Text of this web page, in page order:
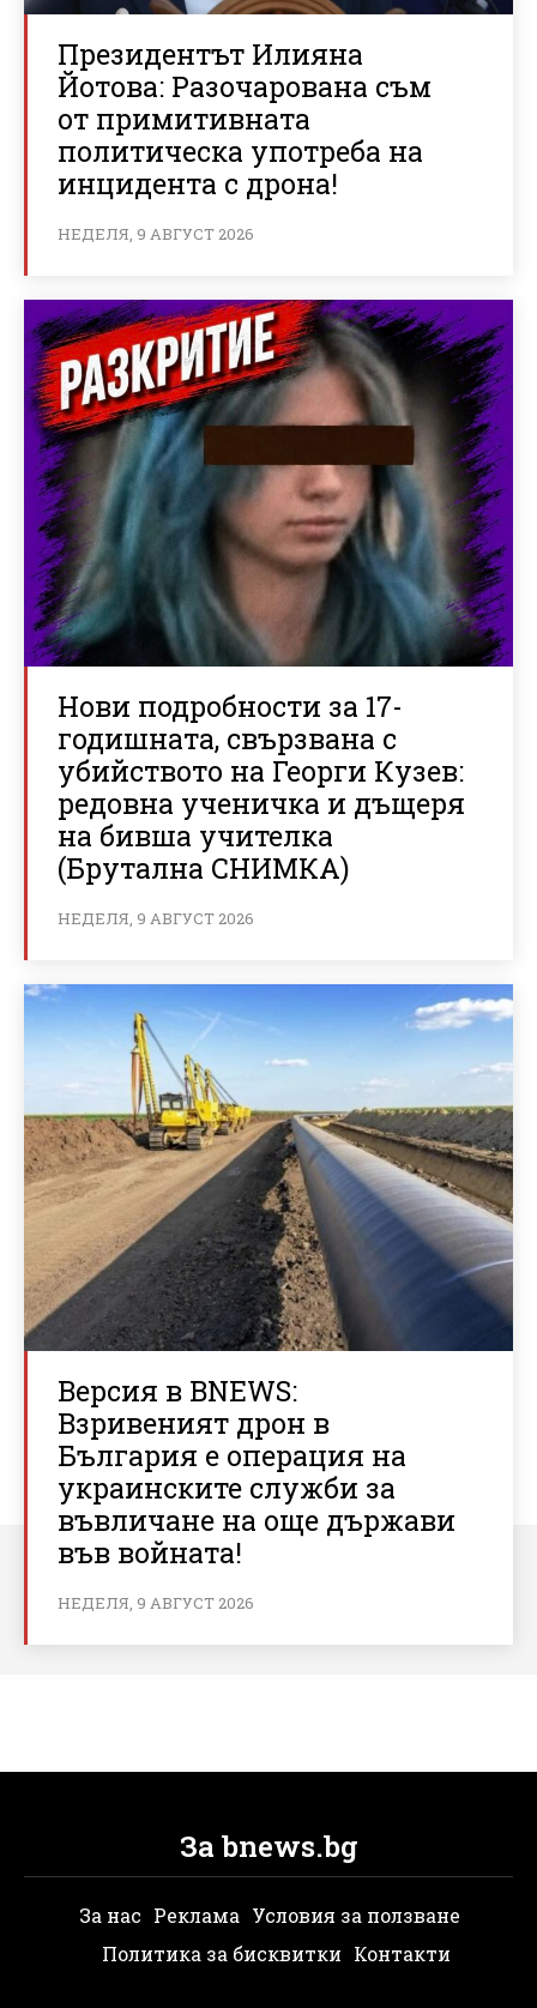
Президентът Илияна
Йотова: Разочарована съм
от примитивната
политическа употреба на
инцидента с дрона!
НЕДЕЛЯ, 9 АВГУСТ 2026
Нови подробности за 17-
годишната, свързвана с
убийството на Георги Кузев:
редовна ученичка и дъщеря
на бивша учителка
(Брутална СНИМКА)
НЕДЕЛЯ, 9 АВГУСТ 2026
Версия в BNEWS:
Взривеният дрон в
България е операция на
украинските служби за
въвличане на още държави
във войната!
НЕДЕЛЯ, 9 АВГУСТ 2026
За bnews.bg
За нас Реклама Условия за ползване
Политика за бисквитки Контакти